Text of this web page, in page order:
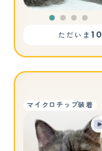
ただいま
マイクロチップ装着